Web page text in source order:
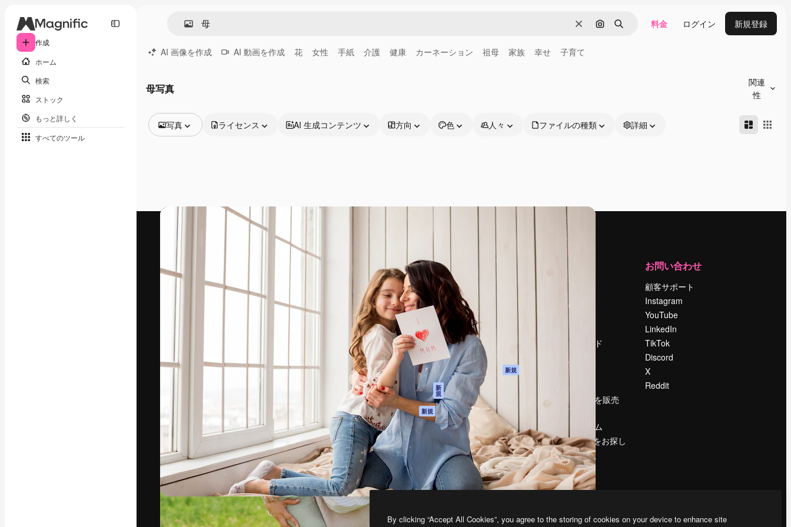
作成
ホーム
検索
ストック
もっと詳しく
すべてのツール
消去 画像で検索
検索 料金 ログイン 新規登録
AI 画像を作成 AI 動画を作成 花 女性 手紙 介護 健康 カーネーション 祖母 家族 幸せ 子育て
母写真
関連
性
写真
動画
映像素材
モーショングラフィックス
動画テンプレート
アイコン
3D モデル
フォント
ライセンス AI 生成コンテンツ 方向 色 人々 ファイルの種類 詳細
最高のクリエイティブ制作を導くためのプラ
ットフォーム。クリエイター、企業、代理
店、スタジオを含む100万人以上が利用して
製品
Spaces
AI アシスタント
AI 画像生成ツール
AI 動画生成ツール
AI 音声合成ツール
ストックコンテン
ツ
Claude/ChatGPT
向けMCP
新
規
エージェント 新規
API
モバイルアプリ
すべてのMagnificツ
ール
はじめに
ドキュメント
サポート
利用規約
プライバシーポリ
シー
オリジナル
新規
クッキーポリシー
トラストセンター
アフィリエイト
法人向け
検索トレンド
コンテンツを販売
する
プレスルーム
magnific.aiをお探し
ですか？
お問い合わせ
顧客サポート
Instagram
YouTube
LinkedIn
TikTok
Discord
X
Reddit
Copyright © 2010-2026Freepik Company S.L.U.無断複写・転載を禁じます
By clicking “Accept All Cookies”, you agree to the storing of cookies on your device to enhance site